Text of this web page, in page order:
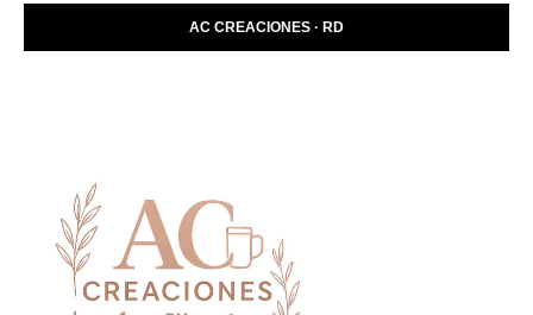
AC CREACIONES · RD